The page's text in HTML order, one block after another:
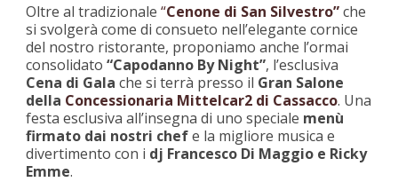
Oltre al tradizionale “Cenone di San Silvestro”che
si svolgerà come di consueto nell’elegante cornice
del nostro ristorante, proponiamo anche l’ormai
consolidato “Capodanno By Night”, l’esclusiva
Cena di Gala che si terrà presso il Gran Salone
della Concessionaria Mittelcar2 di Cassacco. Una
festa esclusiva all’insegna di uno speciale menù
firmato dai nostri chefe la migliore musica e
divertimento con i dj Francesco Di Maggio e Ricky
Emme.